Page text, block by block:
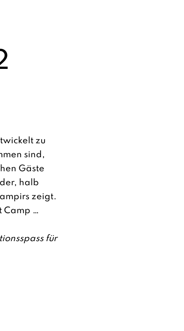
zu
sind,
Gäste
halb
zeigt.
Camp …
für